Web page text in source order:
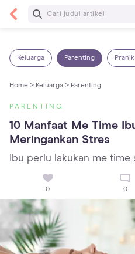
Baca Selanjutnya
Keluarga Parenting
Home > Keluarga > Parenting
PARENTING
10 Manfaat Me Time
Meringankan Stres
Ibu perlu lakukan me time
0 0